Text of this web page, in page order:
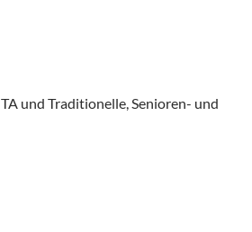
und Traditionelle, Senioren- und